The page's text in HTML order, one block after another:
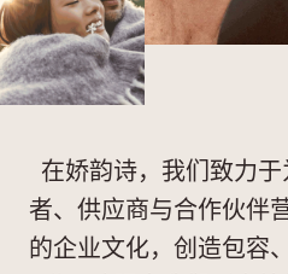
在娇韵诗，我们致力
者、供应商与合作伙伴
的企业文化，创造包容